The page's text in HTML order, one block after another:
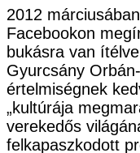
2012
Facebookon
bukásra van
Gyurcsány
értelmiségnek
„kultúrája
verekedős
felkapaszkodott